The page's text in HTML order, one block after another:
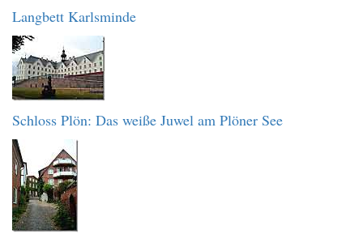
Langbett Karlsminde
Schloss Plön: Das weiße Juwel am Plöner See